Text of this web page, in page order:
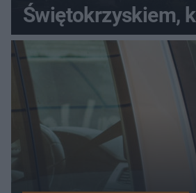
Świętokrzyskiem,
bez